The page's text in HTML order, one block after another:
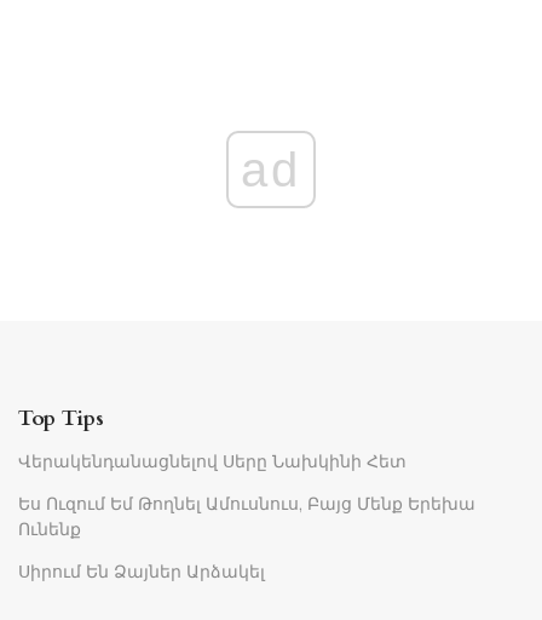
ad
Top Tips
Վերակենդանացնելով Սերը Նախկինի Հետ
Ես Ուզում Եմ Թողնել Ամուսնուս, Բայց Մենք Երեխա
Ունենք
Սիրում Են Ձայներ Արձակել